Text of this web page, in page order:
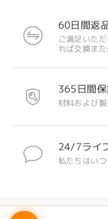
60日間返
ご満足いた
れば交換ま
365日間
材料および
24/7ライ
私たちはい